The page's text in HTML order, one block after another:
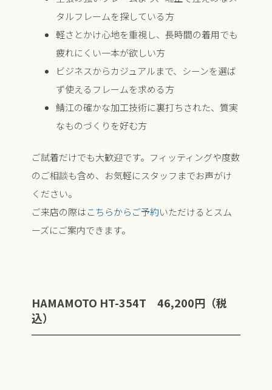
タルフレームを探している方
軽さとかけ心地を重視し、長時間の着用でも
疲れにくい一本が欲しい方
ビジネスからカジュアルまで、シーンを選ば
ず使えるフレームを求める方
鯖江の確かな加工技術に裏打ちされた、質実
なものづくりを好む方
ご試着だけでも大歓迎です。フィッティングや度数
のご相談も含め、お気軽にスタッフまでお声がけ
ください。
ご来店の際はこちらからご予約いただけるとスム
ーズにご案内できます。
HAMAMOTO HT-354T 46,200円（税
込）